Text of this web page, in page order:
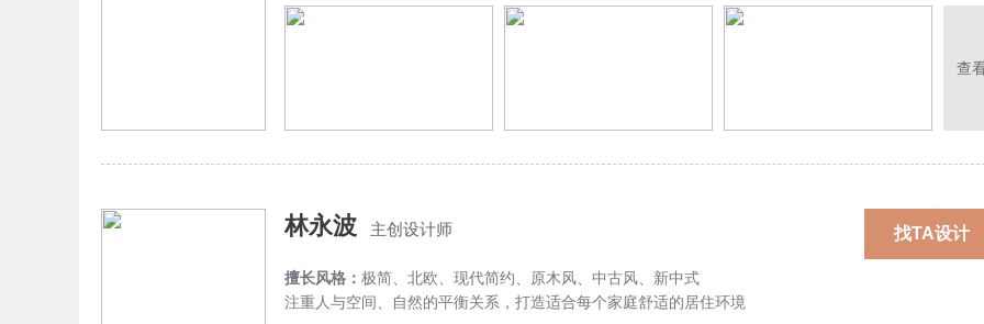
查
林永波 主创设计师 找TA设计
擅长风格： 极简、北欧、现代简约、原木风、中古风、新中式
注重人与空间、自然的平衡关系，打造适合每个家庭舒适的居住环境